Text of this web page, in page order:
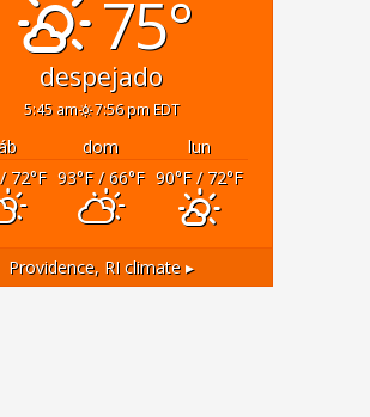
75°
despejado
5:45 am 7:56 pm EDT
dom
lun
72°F 93°F/ 66°F 90°F/ 72°F
Providence, RI climate ▸